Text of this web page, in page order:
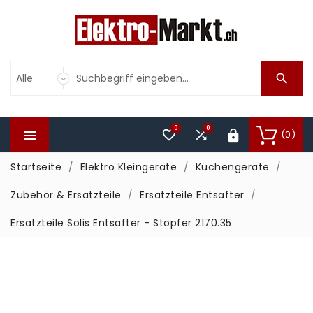

 (0)

0
0
Startseite Elektro Kleingeräte
Küchengeräte
Zubehör & Ersatzteile
Ersatzteile Entsafter
Ersatzteile Solis Entsafter - Stopfer 2170.35